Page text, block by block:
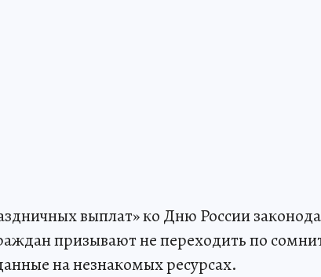
выплат» ко Дню России
призывают не переходить по
на незнакомых ресурсах.